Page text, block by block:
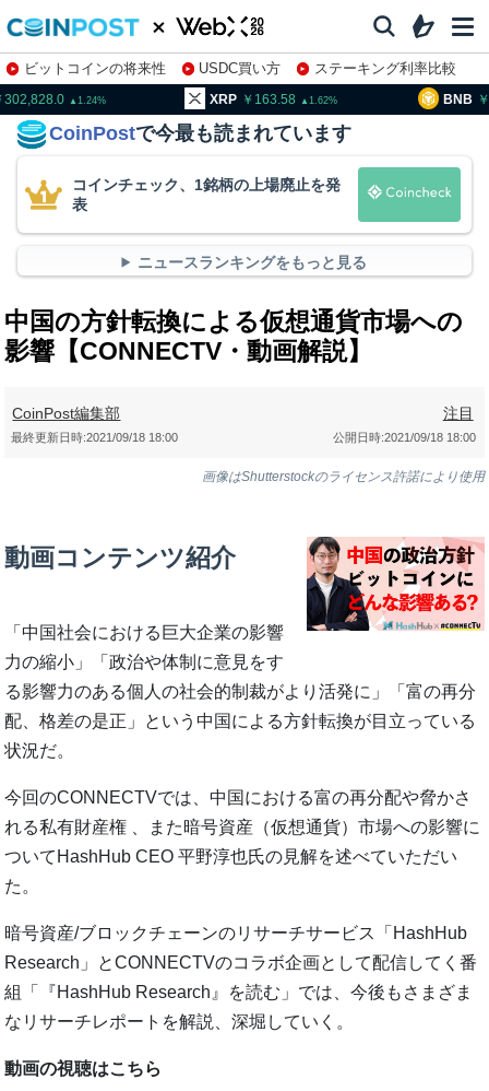
ビットコインの将来性 USDC買い方
ステーキング利率比較
株特集・関連銘柄
1.24 XRP 163.58 1.62 BNB
CoinPostで今最も読まれています
コインチェック、1銘柄の上場廃止を発
表
ニュースランキングをもっと見る
中国の方針転換による仮想通貨市場への
影響【CONNECTV・動画解説】
CoinPost編集部 注目
公開日時:2021/09/18 18:00
最終更新日時:2021/09/18 18:00
画像はShutterstockのライセンス許諾により使用
動画コンテンツ紹介
「中国社会における巨大企業の影響
力の縮小」「政治や体制に意見をす
る影響力のある個人の社会的制裁がより活発に」「富の再分
配、格差の是正」という中国による方針転換が目立っている
状況だ。
今回のCONNECTVでは、中国における富の再分配や脅かさ
れる私有財産権 、また暗号資産（仮想通貨）市場への影響に
ついてHashHub CEO 平野淳也氏の見解を述べていただい
た。
暗号資産/ブロックチェーンのリサーチサービス「HashHub
Research」とCONNECTVのコラボ企画として配信してく番
組「『HashHub Research』を読む」では、今後もさまざま
なリサーチレポートを解説、深堀していく。
動画の視聴はこちら